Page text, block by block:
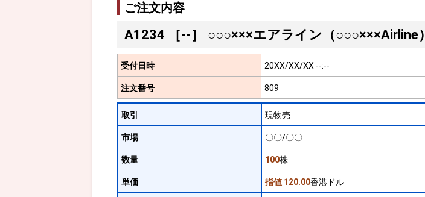
ご注文内容
A1234 ［--］ ○○○×××エアライン（○○○×××Airline）
受付日時 20XX/XX/XX --:--
注文番号 809
取引 現物売
市場 〇〇/〇〇
数量 100株
単価 指値 120.00香港ドル